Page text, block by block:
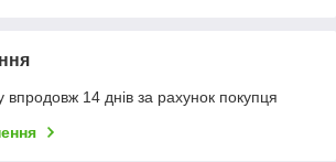
14 днів за рахунок покупця